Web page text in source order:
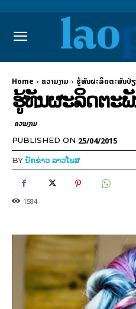
Home ຄວາມງາມ ຮູ້ທັນຜະລິດຕະພັນ​ປ່
ຮູ້ທັນຜະລິດຕະ
ຄວາມງາມ
PUBLISHED ON 25/04/2015
BYນັກຂ່າວ ລາວໂພສ
1584